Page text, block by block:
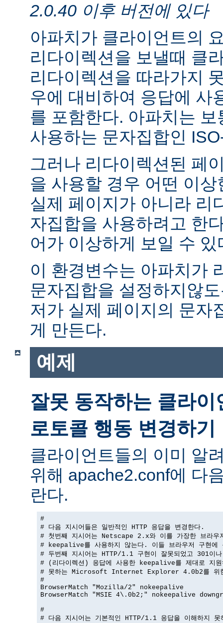
2.0.40 이후 버전에 있다
아파치가 클라이언트의
리다이렉션을 보낼때 클
리다이렉션을 따라가지
우에 대비하여 응답에 사
를 포함한다. 아파치는
사용하는 문자집합인
그러나 리다이렉션된 페
을 사용할 경우 어떤 이
실제 페이지가 아니라 리
자집합을 사용하려고 한
어가 이상하게 보일 수 있
이 환경변수는 아파치가
문자집합을 설정하지않
저가 실제 페이지의 문자
게 만든다.
예제
잘못 동작하는 클라
로토콜 행동 변경하기
클라이언트들의 이미 알
위해 apache2.conf에 다
란다.
#
# 다음 지시어들은 일반적인 HTTP 응답을 변경한다.
# 첫번째 지시어는 Netscape 2.x와 이를 가장한 브라우
# keepalive를 사용하지 않는다. 이들 브라우저 구현에
# 두번째 지시어는 HTTP/1.1 구현이 잘못되었고 301이
# (리다이렉션) 응답에 사용한 keepalive를 제대로 지원
# 못하는 Microsoft Internet Explorer 4.0b2를 위
#
BrowserMatch "Mozilla/2" nokeepalive
BrowserMatch "MSIE 4\.0b2;" nokeepalive
#
# 다음 지시어는 기본적인 HTTP/1.1 응답을 이해하지 못